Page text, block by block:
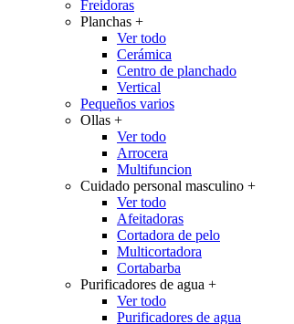
Freidoras
Planchas +
Ver todo
Cerámica
Centro de planchado
Vertical
Pequeños varios
Ollas +
Ver todo
Arrocera
Multifuncion
Cuidado personal masculino +
Ver todo
Afeitadoras
Cortadora de pelo
Multicortadora
Cortabarba
Purificadores de agua +
Ver todo
Purificadores de agua